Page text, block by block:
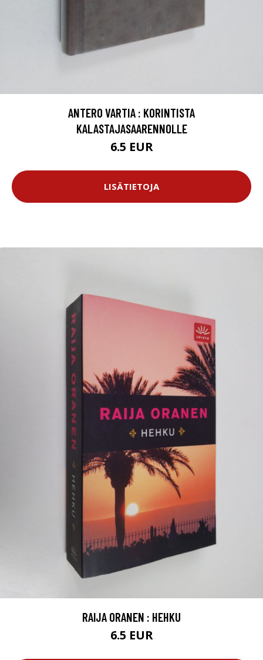
ANTERO VARTIA : KORINTISTA
KALASTAJASAARENNOLLE
6.5 EUR
LISÄTIETOJA
RAIJA ORANEN : HEHKU
6.5 EUR